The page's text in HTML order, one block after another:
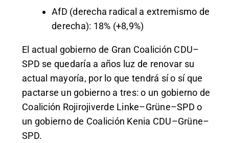
AfD (derecha radical a extremismo de
derecha): 18% (+8,9%)
El actual gobierno de Gran Coalición CDU–
SPD se quedaría a años luz de renovar su
actual mayoría, por lo que tendrá sí o sí que
pactarse un gobierno a tres: o un gobierno de
Coalición Rojirojiverde Linke–Grüne–SPD o
un gobierno de Coalición Kenia CDU–Grüne–
SPD.